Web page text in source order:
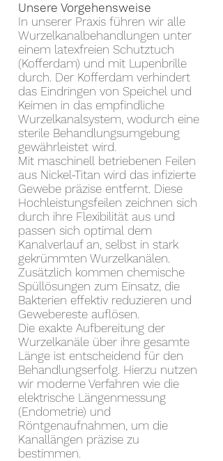
Unsere Vorgehensweise
In unserer Praxis führen wir alle
Wurzelkanalbehandlungen unter
einem latexfreien Schutztuch
(Kofferdam) und mit Lupenbrille
durch. Der Kofferdam verhindert
das Eindringen von Speichel und
Keimen in das empfindliche
Wurzelkanalsystem, wodurch eine
sterile Behandlungsumgebung
gewährleistet wird.
Mit maschinell betriebenen Feilen
aus Nickel-Titan wird das infizierte
Gewebe präzise entfernt. Diese
Hochleistungsfeilen zeichnen sich
durch ihre Flexibilität aus und
passen sich optimal dem
Kanalverlauf an, selbst in stark
gekrümmten Wurzelkanälen.
Zusätzlich kommen chemische
Spüllösungen zum Einsatz, die
Bakterien effektiv reduzieren und
Gewebereste auflösen.
Die exakte Aufbereitung der
Wurzelkanäle über ihre gesamte
Länge ist entscheidend für den
Behandlungserfolg. Hierzu nutzen
wir moderne Verfahren wie die
elektrische Längenmessung
(Endometrie) und
Röntgenaufnahmen, um die
Kanallängen präzise zu
bestimmen.